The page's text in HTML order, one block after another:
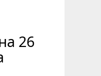
26